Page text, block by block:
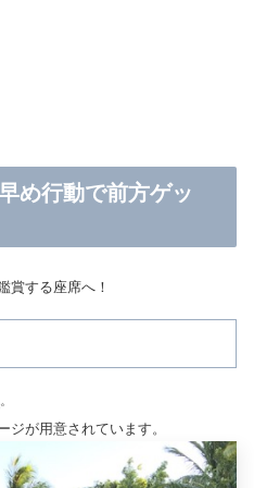
め行動で前方ゲッ
賞する座席へ！
ジが用意されています。